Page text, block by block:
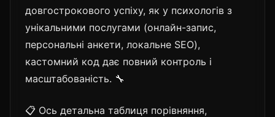
довгострокового успіху, як у психологів з
унікальними послугами (онлайн-запис,
персональні анкети, локальне SEO),
кастомний код дає повний контроль і
масштабованість. 🔧
📋 Ось детальна таблиця порівняння,